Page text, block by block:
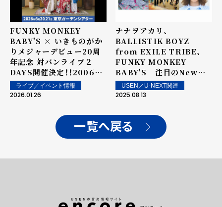
FUNKY MONKEY
BΛBY'S × いきものがか
りメジャーデビュー20周
年記念 対バンライブ２
DAYS開催決定！！2006年
デビューの盟友が20年の
時を経てスペシャルライ
（土）、21日（日）＠東京ガー
デンシアター
ライブ／イベント情報
2026.01.26
ナナヲアカリ、
BALLISTIK BOYZ
from EXILE TRIBE、
FUNKY MONKEY
BΛBY'S 注目のNew
Songをピックアップ
―USENディレクターズ・
USEN／U-NEXT関連
2025.08.13
一覧へ戻る